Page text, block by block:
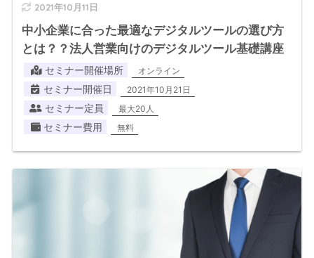
2021年10月11日
中小企業に合った最適なデジタルツールの選び方
とは？？法人営業向けのデジタルツール基礎講座
セミナー開催場所 オンライン
セミナー開催日 2021年10月21日
セミナー定員 最大20人
セミナー費用 無料